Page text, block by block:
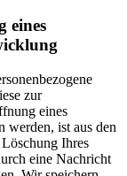
eines
zur
eines
werden, ist aus den
Ihres
eine Nachricht